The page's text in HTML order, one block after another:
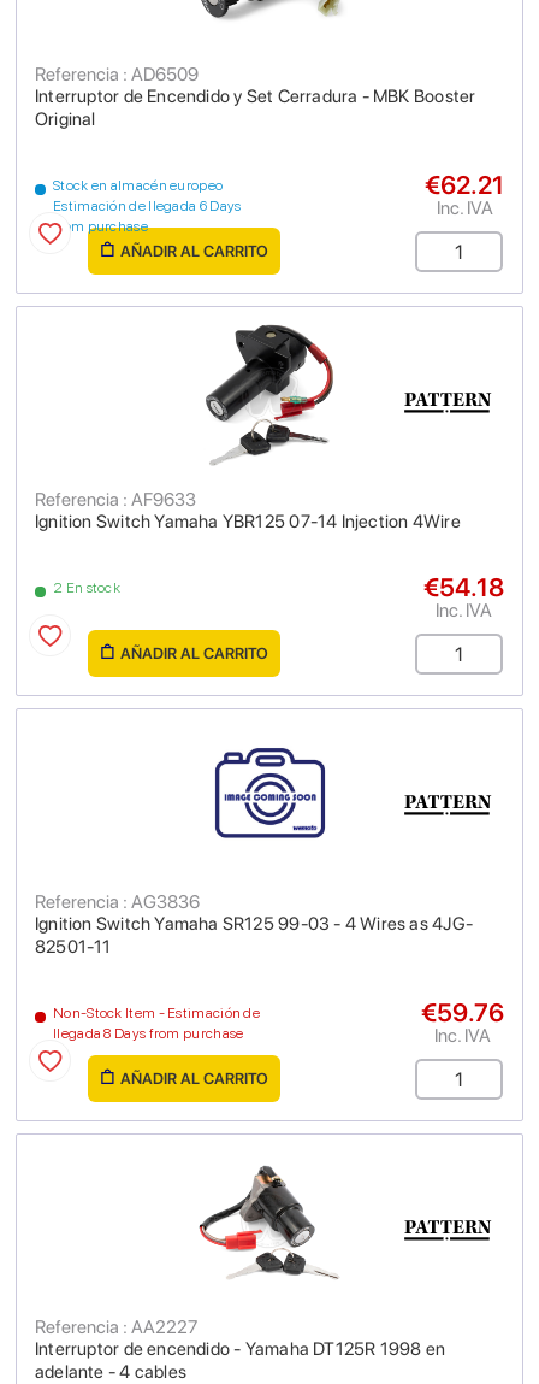
Interruptor de Encendido y Set Cerradura - MBK Booster
Original
Referencia : AD6509
Stock en almacén europeo
Estimación de llegada 6 Days
from purchase
€62.21
Inc. IVA
AÑADIR AL CARRITO
Ignition Switch Yamaha YBR125 07-14 Injection 4Wire
Referencia : AF9633
2 En stock €54.18
Inc. IVA
AÑADIR AL CARRITO
Ignition Switch Yamaha SR125 99-03 - 4 Wires as 4JG-
82501-11
Referencia : AG3836
Non-Stock Item - Estimación de
llegada 8 Days from purchase
€59.76
Inc. IVA
AÑADIR AL CARRITO
Interruptor de encendido - Yamaha DT125R 1998 en
adelante - 4 cables
Referencia : AA2227